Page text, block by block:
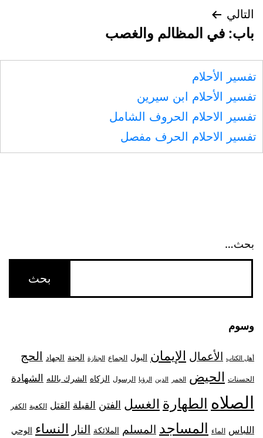
التالي
باب: في المظالم والغصب
تفسير الأحلام
تفسير الأحلام ابن سيرين
تفسير الاحلام الحروف الشامل
تفسير الاحلام الحرف مفصل
بحث…
وسوم
أهل الكتاب الأعمال الإيمان البول الجماع الجنازة الجنة الجهاد الحج
الحسنات الحيض الخمر الدين الرؤيا الرسول الزكاه الشرك بالله الشهادة
الصلاه الطهارة الغسل الفتن القبلة القتل الكعبة الكفر
اللباس الماء المساجد المسلم الملائكة النار النساء الوحي